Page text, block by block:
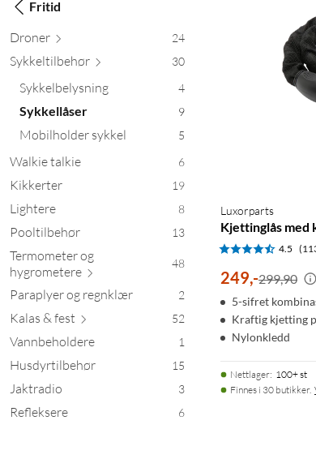
Fritid
Droner 24
Sykkeltilbehør 30
Sykkelbelysning 4
Sykkellåser 9
Mobilholder sykkel 5
Walkie talkie 6
Kikkerter 19
Lightere 8
Pooltilbehør 13
Termometer og
hygrometere 48
Paraplyer og regnklær 2
Kalas & fest 52
Vannbeholdere 1
Husdyrtilbehør 15
Jaktradio 3
Refleksere 6
Luxorparts
Kjettinglås med
4.5
249,-299,90
5-sifret
Kraftig kjetting
Nylonkledd
Nettlager: 100+ st
Finnes i 30 butikker.